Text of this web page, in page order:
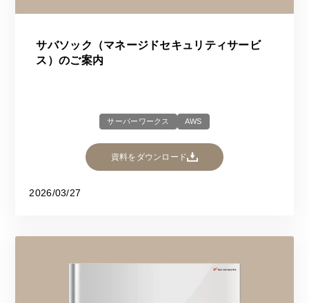
サバソック（マネージドセキュリティサービ
ス）のご案内
サーバーワークス AWS
資料をダウンロード
2026/03/27